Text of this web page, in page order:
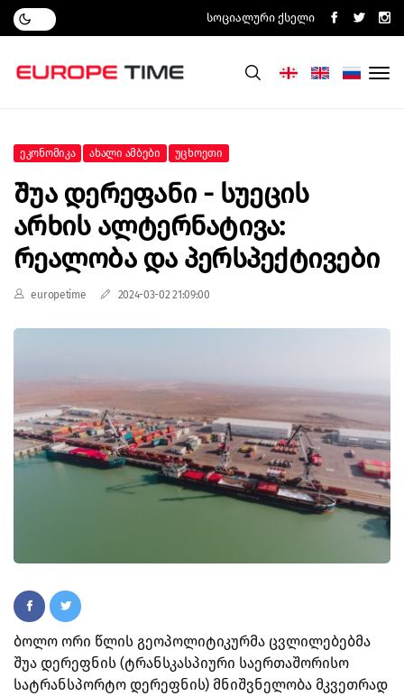
Სოციალური Ქსელი
Ეკონომიკა Ახალი Ამბები Უცხოეთი
Შუა Დერეფანი - Სუეცის
Არხის Ალტერნატივა:
Რეალობა Და Პერსპექტივები
europetime 2024-03-02 21:09:00
ბოლო ორი წლის გეოპოლიტიკურმა ცვლილებებმა
შუა დერეფნის (ტრანსკასპიური საერთაშორისო
სატრანსპორტო დერეფნის) მნიშვნელობა მკვეთრად